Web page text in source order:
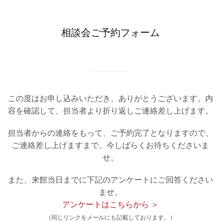
相談会ご予約フォーム
この度はお申し込みいただき、ありがとうございます。 内
容を確認して、担当者より折り返しご連絡差し上げます。
担当者からの連絡をもって、ご予約完了となりますので、
ご連絡差し上げますまで、今しばらくお待ちくださいま
せ。
また、来館当日までに下記のアンケートにご回答ください
ませ。
アンケートはこちらから ＞
（同じリンクをメールにも記載しております。）